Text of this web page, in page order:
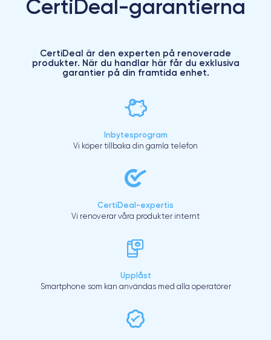
CertiDeal-garantierna
CertiDeal är den experten på renoverade
produkter. När du handlar här får du exklusiva
garantier på din framtida enhet.
Inbytesprogram
Vi köper tillbaka din gamla telefon
CertiDeal-expertis
Vi renoverar våra produkter internt
Upplåst
Smartphone som kan användas med alla operatörer